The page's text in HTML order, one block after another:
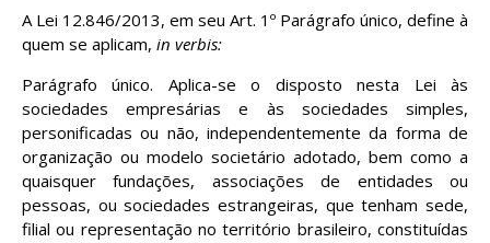
A Lei 12.846/2013, em seu Art. 1º Parágrafo único, define à
quem se aplicam, in verbis:
Parágrafo único. Aplica-se o disposto nesta Lei às
sociedades empresárias e às sociedades simples,
personificadas ou não, independentemente da forma de
organização ou modelo societário adotado, bem como a
quaisquer fundações, associações de entidades ou
pessoas, ou sociedades estrangeiras, que tenham sede,
filial ou representação no território brasileiro, constituídas